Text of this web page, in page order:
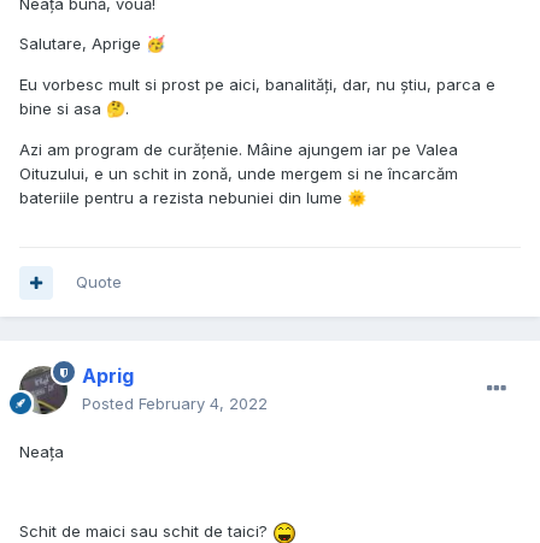
Neața bună, vouă!
Salutare, Aprige 🥳
Eu vorbesc mult si prost pe aici, banalități, dar, nu știu, parca e
bine si asa 🤔.
Azi am program de curățenie. Mâine ajungem iar pe Valea
Oituzului, e un schit in zonă, unde mergem si ne încarcăm
bateriile pentru a rezista nebuniei din lume 🌞
Quote
Aprig
Posted February 4, 2022
Neața
Schit de maici sau schit de taici?